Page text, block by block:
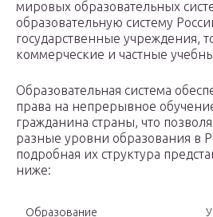
мировых образовательных
образовательную систему
государственные учреждения,
коммерческие и частные
Образовательная система
права на непрерывное
гражданина страны, что
разные уровни образования в
подробная их структура
ниже:
Образование